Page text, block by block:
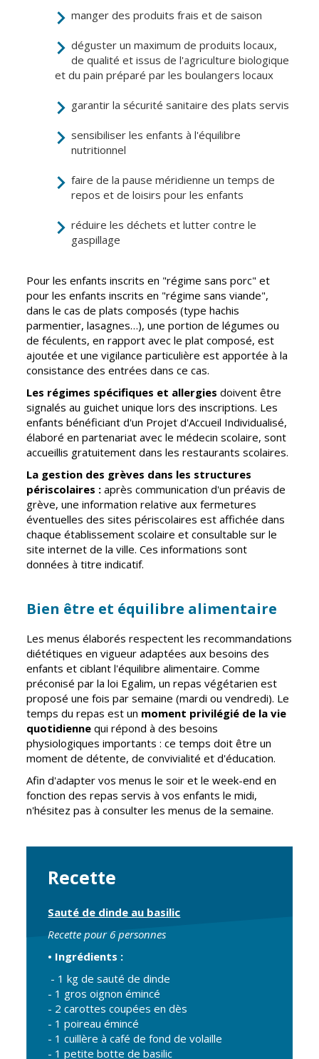
municipale
Santé et
solidarité
CCAS
Conseil
Accueil de jour
Autonomie
seniors
Santé
Centre de
santé
Contrat local
de santé
Établissements
de soins
Pharmacies de
garde
Culture et
Sport
Culture
Rollinat
Théâtre Mac-
Nab / La
Décale
Conservatoire
Ateliers arts
plastiques
Médiathèque
Musée
Not'île
Découvrir
Vierzon
Archives du
vendredi
Sports
Piscine Charles
Moreira
Associations
Annuaire des
associations
Démarches
des
associations
Cadre de vie
Propreté et
Espaces verts
Réglementation
Transports
Tranquillité
publique
Renouvellement
urbain
Vie citoyenne
citoyenneté
manger des produits frais et de saison
déguster un maximum de produits locaux,
de qualité et issus de l'agriculture biologique
et du pain préparé par les boulangers locaux
garantir la sécurité sanitaire des plats servis
sensibiliser les enfants à l'équilibre
nutritionnel
faire de la pause méridienne un temps de
repos et de loisirs pour les enfants
réduire les déchets et lutter contre le
gaspillage
Pour les enfants inscrits en "régime sans porc" et
pour les enfants inscrits en "régime sans viande",
dans le cas de plats composés (type hachis
parmentier, lasagnes…), une portion de légumes ou
de féculents, en rapport avec le plat composé, est
ajoutée et une vigilance particulière est apportée à la
consistance des entrées dans ce cas.
Les régimes spécifiques et allergies doivent être
signalés au guichet unique lors des inscriptions. Les
enfants bénéficiant d'un Projet d'Accueil Individualisé,
élaboré en partenariat avec le médecin scolaire, sont
accueillis gratuitement dans les restaurants scolaires.
La gestion des grèves dans les structures
périscolaires : après communication d'un préavis de
grève, une information relative aux fermetures
éventuelles des sites périscolaires est affichée dans
chaque établissement scolaire et consultable sur le
site internet de la ville. Ces informations sont
données à titre indicatif.
Bien être et équilibre alimentaire
Les menus élaborés respectent les recommandations
diététiques en vigueur adaptées aux besoins des
enfants et ciblant l'équilibre alimentaire. Comme
préconisé par la loi Egalim, un repas végétarien est
proposé une fois par semaine (mardi ou vendredi). Le
temps du repas est un moment privilégié de la vie
quotidienne qui répond à des besoins
physiologiques importants : ce temps doit être un
moment de détente, de convivialité et d'éducation.
Afin d'adapter vos menus le soir et le week-end en
fonction des repas servis à vos enfants le midi,
n'hésitez pas à consulter les menus de la semaine.
Recette
Sauté de dinde au basilic
Recette pour 6 personnes
• Ingrédients :
- 1 kg de sauté de dinde
- 1 gros oignon émincé
- 2 carottes coupées en dès
- 1 poireau émincé
- 1 cuillère à café de fond de volaille
- 1 petite botte de basilic